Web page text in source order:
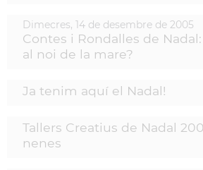
Dimecres, 14 de desembre de 2005
Contes i Rondalles de
al noi de la mare?
Ja tenim aquí el Nadal!
Tallers Creatius de Nadal
nenes